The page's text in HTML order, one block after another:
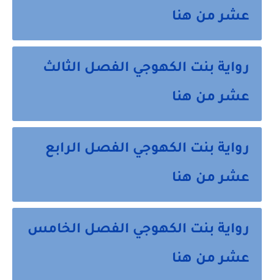
عشر من هنا
رواية بنت الكهوجي الفصل الثالث
عشر من هنا
رواية بنت الكهوجي الفصل الرابع
عشر من هنا
رواية بنت الكهوجي الفصل الخامس
عشر من هنا